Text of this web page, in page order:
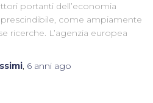
portanti dell’economia
come ampiamente
ricerche. L’agenzia europea
, 6 anni ago